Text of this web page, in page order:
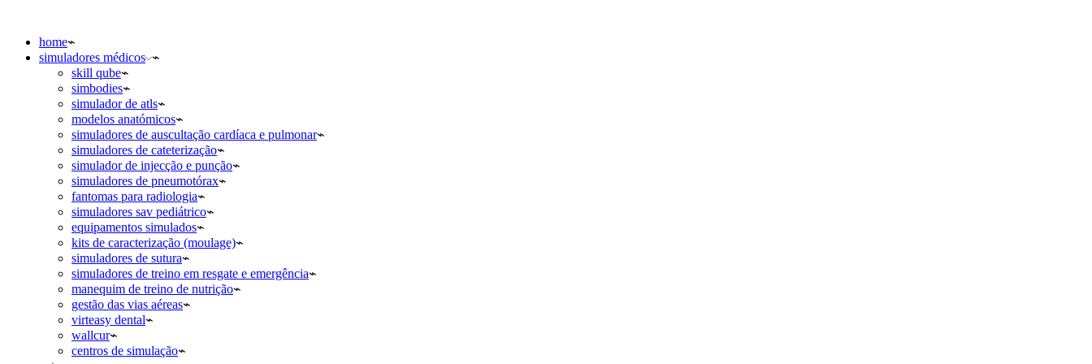
home
simuladores médicos
skill qube
simbodies
simulador de atls
modelos anatómicos
simuladores de auscultação cardíaca e pulmonar
simuladores de cateterização
simulador de injecção e punção
simuladores de pneumotórax
fantomas para radiologia
simuladores sav pediátrico
equipamentos simulados
kits de caracterização (moulage)
simuladores de sutura
simuladores de treino em resgate e emergência
manequim de treino de nutrição
gestão das vias aéreas
virteasy dental
wallcur
centros de simulação